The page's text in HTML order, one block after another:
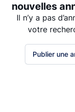
nouvelles
Il n’y a pas
votre
Publier une